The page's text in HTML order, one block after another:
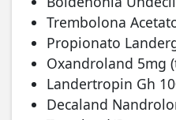
Trembolona
Propionato
Oxandroland 5mg
Landertropin Gh
Decaland